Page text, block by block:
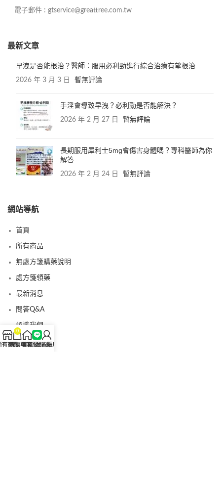
電子郵件 : gtservice@greattree.com.tw
最新文章
早洩是否能根治？醫師：服用必利勁進行綜合治療有望根治
2026 年 3 月 3 日 暫無評論
手淫會導致早洩？必利勁是否能解決？
2026 年 2 月 27 日 暫無評論
長期服用犀利士5mg會傷害身體嗎？專科醫師為你
解答
2026 年 2 月 24 日 暫無評論
網站導航
首頁
所有商品
無處方箋購藥說明
處方箋領藥
最新消息
問答Q&A
認識我們
聯絡我們
有商品
0
購物車首頁客服Line
我的賬戶